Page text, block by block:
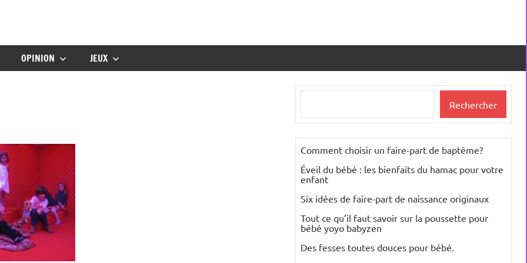
OPINION JEUX
Rechercher
Comment choisir un faire-part de baptême?
Éveil du bébé : les bienfaits du hamac pour votre
enfant
Six idées de faire-part de naissance originaux
Tout ce qu’il faut savoir sur la poussette pour
bébé yoyo babyzen
Des fesses toutes douces pour bébé.